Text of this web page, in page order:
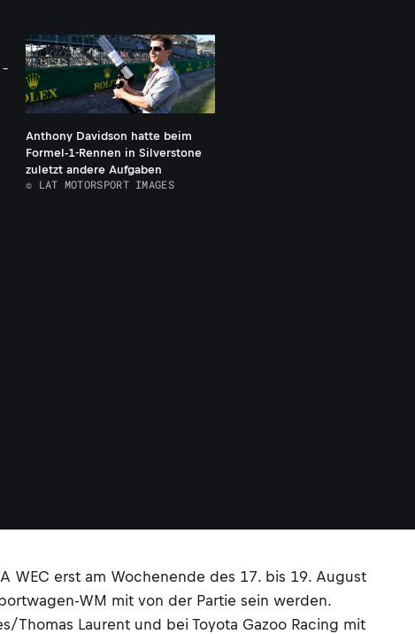
-
Anthony Davidson hatte beim
Formel-1-Rennen in Silverstone
zuletzt andere Aufgaben
© LAT MOTORSPORT IMAGES
WEC erst am Wochenende des 17. bis 19. August
WM mit von der Partie sein werden.
Thomas Laurent und bei Toyota Gazoo Racing mit